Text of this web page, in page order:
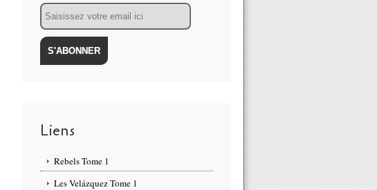
Email
Liens
Rebels Tome 1
Les Velázquez Tome 1